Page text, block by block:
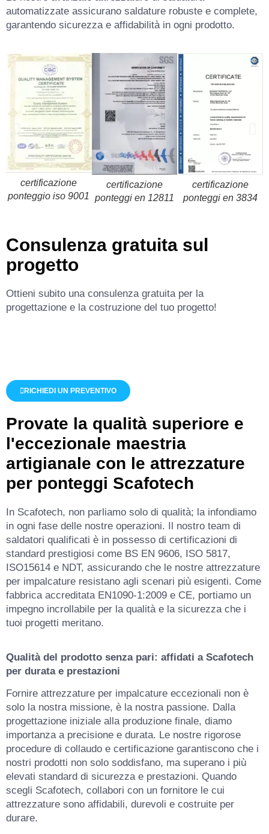
automatizzate assicurano saldature robuste e complete,
garantendo sicurezza e affidabilità in ogni prodotto.
certificazione
ponteggio iso 9001
certificazione
ponteggi en 12811
certificazione
ponteggi en 3834
Consulenza gratuita sul
progetto
Ottieni subito una consulenza gratuita per la
progettazione e la costruzione del tuo progetto!
RICHIEDI UN PREVENTIVO
Provate la qualità superiore e
l'eccezionale maestria
artigianale con le attrezzature
per ponteggi Scafotech
In Scafotech, non parliamo solo di qualità; la infondiamo
in ogni fase delle nostre operazioni. Il nostro team di
saldatori qualificati è in possesso di certificazioni di
standard prestigiosi come BS EN 9606, ISO 5817,
ISO15614 e NDT, assicurando che le nostre attrezzature
per impalcature resistano agli scenari più esigenti. Come
fabbrica accreditata EN1090-1:2009 e CE, portiamo un
impegno incrollabile per la qualità e la sicurezza che i
tuoi progetti meritano.
Qualità del prodotto senza pari: affidati a Scafotech
per durata e prestazioni
Fornire attrezzature per impalcature eccezionali non è
solo la nostra missione, è la nostra passione. Dalla
progettazione iniziale alla produzione finale, diamo
importanza a precisione e durata. Le nostre rigorose
procedure di collaudo e certificazione garantiscono che i
nostri prodotti non solo soddisfano, ma superano i più
elevati standard di sicurezza e prestazioni. Quando
scegli Scafotech, collabori con un fornitore le cui
attrezzature sono affidabili, durevoli e costruite per
durare.